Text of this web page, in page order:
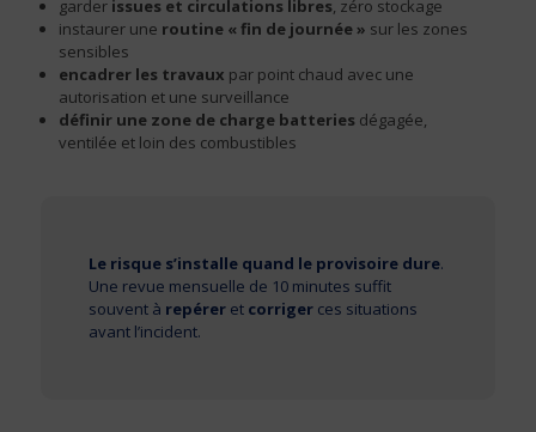
garder issues et circulations libres, zéro stockage
instaurer une routine « fin de journée » sur les zones
sensibles
encadrer les travaux par point chaud avec une
autorisation et une surveillance
définir une zone de charge batteries dégagée,
ventilée et loin des combustibles
Le risque s’installe quand le provisoire dure.
Une revue mensuelle de 10 minutes suffit
souvent à repérer et corriger ces situations
avant l’incident.